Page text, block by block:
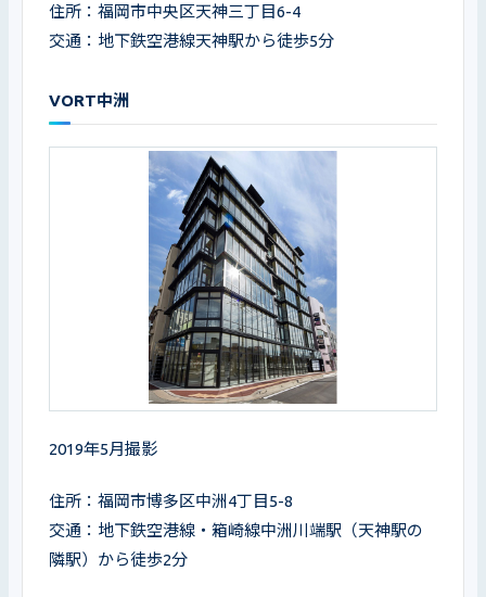
住所：福岡市中央区天神三丁目6-4
交通：地下鉄空港線天神駅から徒歩5分
VORT中洲
2019年5月撮影
住所：福岡市博多区中洲4丁目5-8
交通：地下鉄空港線・箱崎線中洲川端駅（天神駅の
隣駅）から徒歩2分